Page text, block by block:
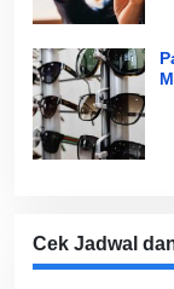
Cek Jadwal